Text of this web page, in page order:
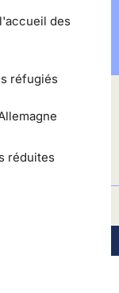
des
réfugiés
réduites